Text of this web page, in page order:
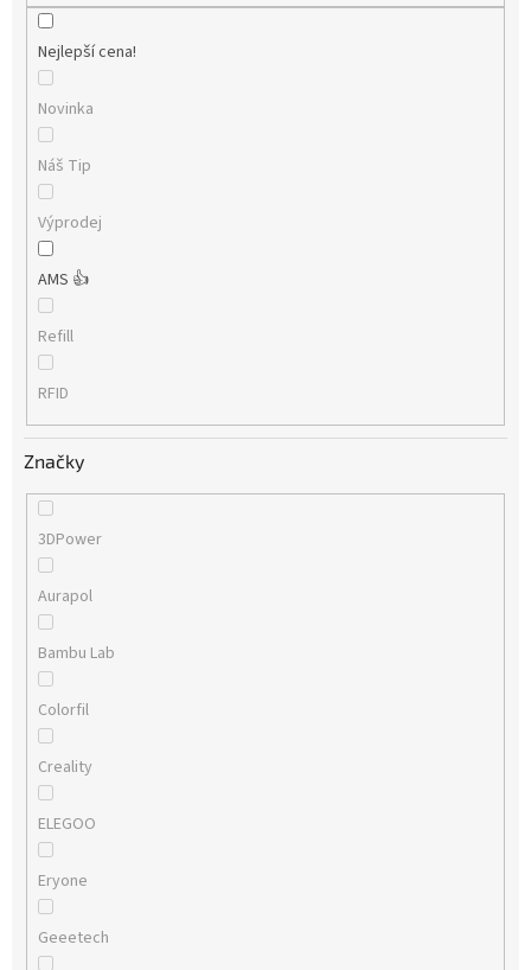
Nejlepší cena!
Novinka
Náš Tip
Výprodej
AMS 👍
Refill
RFID
Značky
3DPower
Aurapol
Bambu Lab
Colorfil
Creality
ELEGOO
Eryone
Geeetech